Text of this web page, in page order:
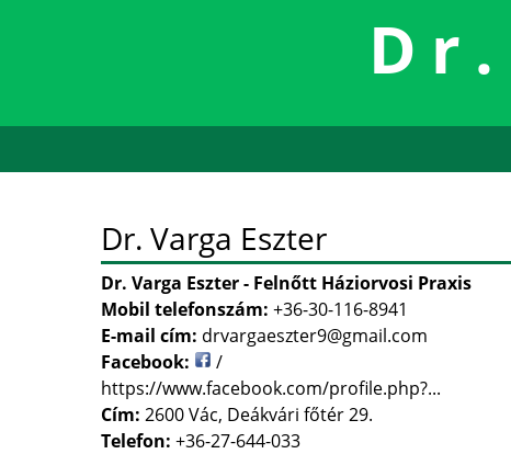
Dr. Varga Eszter
Dr. Varga Eszter - Felnőtt Háziorvosi Praxis
Mobil telefonszám: +36-30-116-8941
E-mail cím: drvargaeszter9@gmail.com
Facebook:
/
https://www.facebook.com/profile.php?...
Cím: 2600 Vác, Deákvári főtér 29.
Telefon: +36-27-644-033